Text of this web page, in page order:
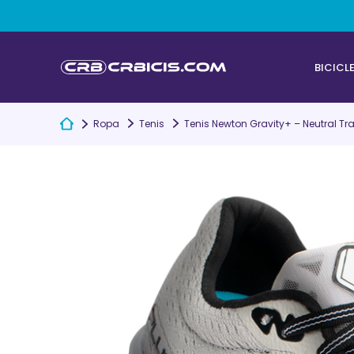
Ropa Tenis Tenis Newton Gravity+ – Neutral